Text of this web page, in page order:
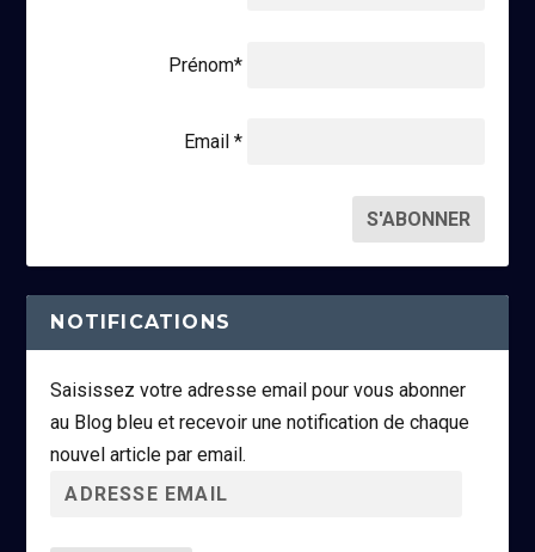
Prénom*
Email *
NOTIFICATIONS
Saisissez votre adresse email pour vous abonner
au Blog bleu et recevoir une notification de chaque
nouvel article par email.